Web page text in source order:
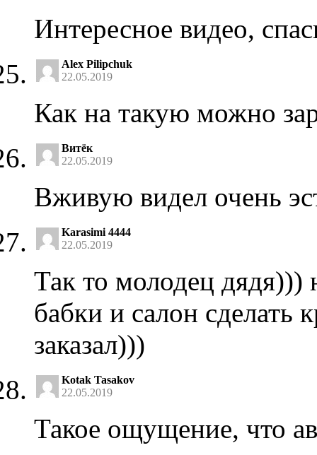
Интересное видео,
Alex Pilipchuk
22.05.2019
Как на такую можно
Витёк
22.05.2019
Вживую видел очень
Karasimi 4444
22.05.2019
Так то молодец
бабки и салон сделать
заказал)))
Kotak Tasakov
22.05.2019
Такое ощущение, что